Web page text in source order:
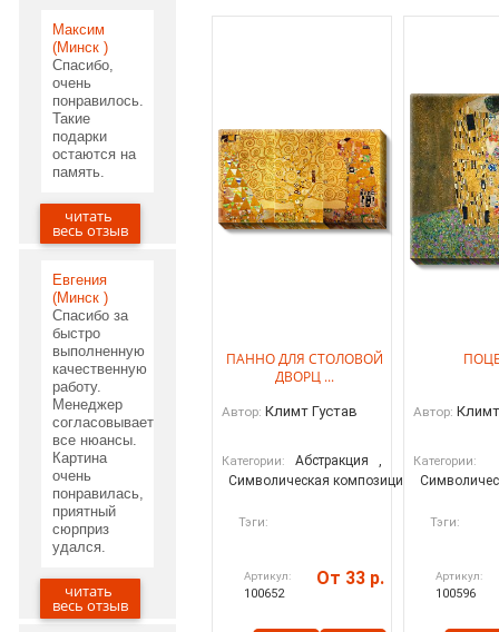
Максим
(Минск )
Спасибо,
очень
понравилось.
Такие
подарки
остаются на
память.
05.06.2020
читать
весь отзыв
Евгения
(Минск )
Спасибо за
быстро
выполненную
качественную
работу.
Менеджер
согласовывает
все нюансы.
Картина
очень
понравилась,
приятный
сюрприз
удался.
03.06.2020
читать
весь отзыв
ПАННО ДЛЯ СТОЛОВОЙ
ДВОРЦ ...
Автор: Климт Густав
Категории: Абстракция
,
Символическая композиция
Тэги:
Артикул:
100652
От 33 р.
Автор:
Категории:
Тэги:
Артикул:
100596